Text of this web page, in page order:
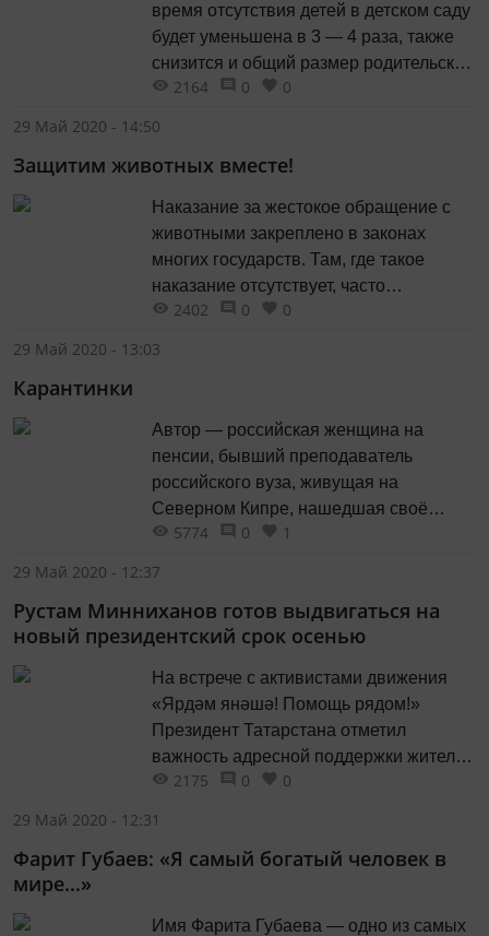
время отсутствия детей в детском саду
будет уменьшена в 3 — 4 раза, также
снизится и общий размер родительской
платы в большинстве групп.
2164 0
0
29 Май 2020 - 14:50
Защитим животных вместе!
Наказание за жестокое обращение с
животными закреплено в законах
многих государств. Там, где такое
наказание отсутствует, часто
превращает людей в «тюремщиков».
2402 0
0
29 Май 2020 - 13:03
Карантинки
Автор — российская женщина на
пенсии, бывший преподаватель
российского вуза, живущая на
Северном Кипре, нашедшая своё
личное счастье с английским
5774 0
1
29 Май 2020 - 12:37
Рустам Минниханов готов выдвигаться на
новый президентский срок осенью
На встрече с активистами движения
«Ярдәм янәшә! Помощь рядом!»
Президент Татарстана отметил
важность адресной поддержки жителей
республики.
2175 0
0
29 Май 2020 - 12:31
Фарит Губаев: «Я самый богатый человек в
мире...»
Имя Фарита Губаева — одно из самых